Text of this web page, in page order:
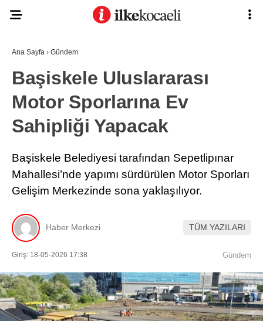
Ana Sayfa › Gündem
Başiskele Uluslararası
Motor Sporlarına Ev
Sahipliği Yapacak
Başiskele Belediyesi tarafından Sepetlipınar
Mahallesi’nde yapımı sürdürülen Motor Sporları
Gelişim Merkezinde sona yaklaşılıyor.
Haber Merkezi TÜM YAZILARI
Giriş: 18-05-2026 17:38 Gündem